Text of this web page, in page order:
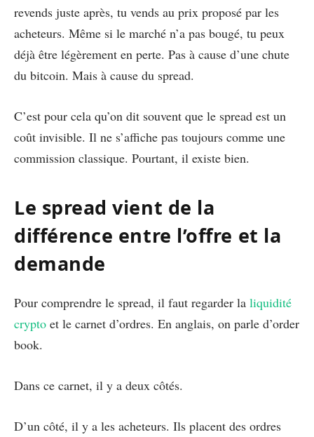
revends juste après, tu vends au prix proposé par les
acheteurs. Même si le marché n’a pas bougé, tu peux
déjà être légèrement en perte. Pas à cause d’une chute
du bitcoin. Mais à cause du spread.
C’est pour cela qu’on dit souvent que le spread est un
coût invisible. Il ne s’affiche pas toujours comme une
commission classique. Pourtant, il existe bien.
Le spread vient de la
différence entre l’offre et la
demande
Pour comprendre le spread, il faut regarder la liquidité
crypto et le carnet d’ordres. En anglais, on parle d’order
book.
Dans ce carnet, il y a deux côtés.
D’un côté, il y a les acheteurs. Ils placent des ordres